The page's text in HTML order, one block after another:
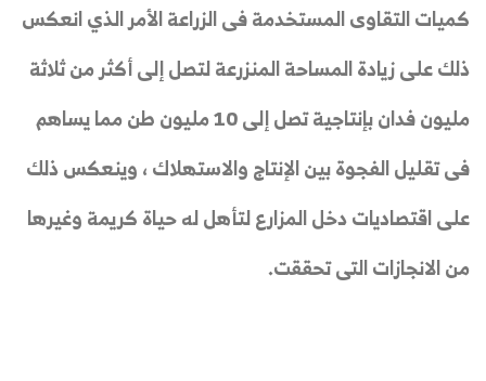
كميات التقاوى المستخدمة فى الزراعة الأمر الذي انعكس
ذلك على زيادة المساحة المنزرعة لتصل إلى أكثر من ثلاثة
مليون فدان بإنتاجية تصل إلى 10 مليون طن مما يساهم
فى تقليل الفجوة بين الإنتاج والاستهلاك ، وينعكس ذلك
على اقتصاديات دخل المزارع لتأهل له حياة كريمة وغيرها
من الانجازات التى تحققت.